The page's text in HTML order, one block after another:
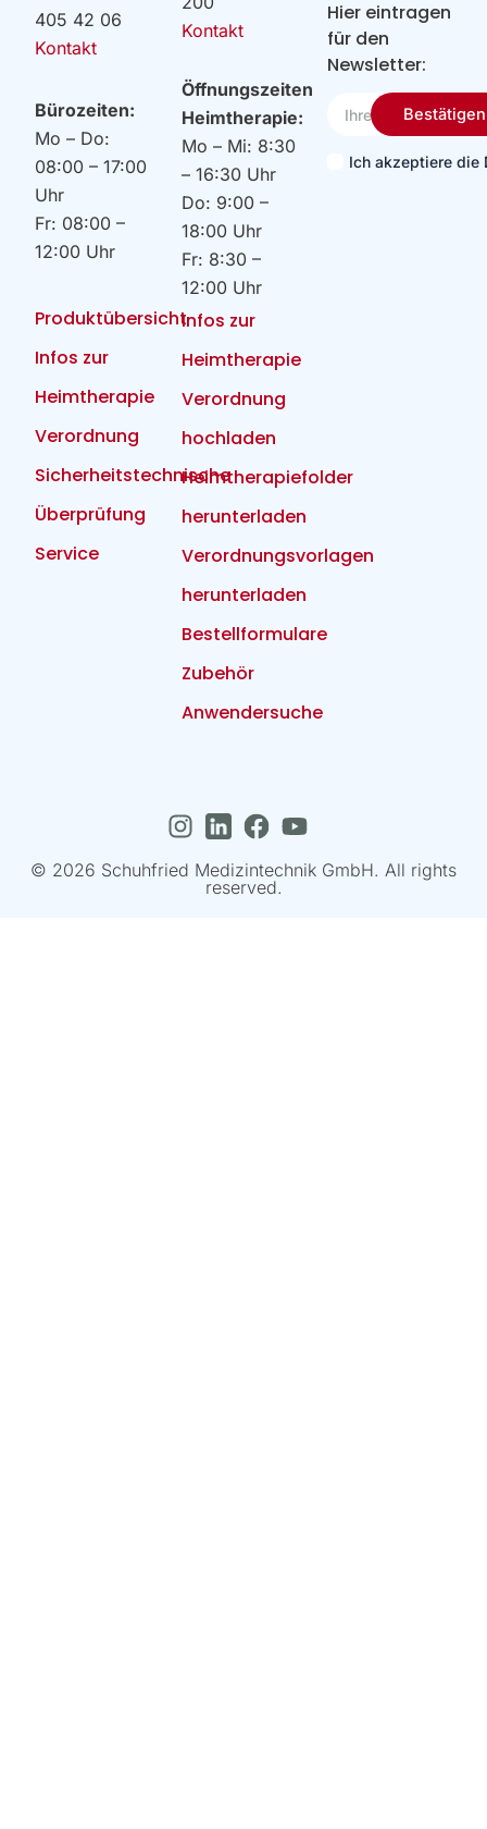
405 42 06
Kontakt
Bürozeiten:
Mo – Do:
08:00 – 17:00
Uhr
Fr: 08:00 –
12:00 Uhr
Produktübersicht
Infos zur
Heimtherapie
Verordnung
Sicherheitstechnische
Überprüfung
Service
Kontakt
Öffnungszeiten
Heimtherapie:
Mo – Mi: 8:30
– 16:30 Uhr
Do: 9:00 –
18:00 Uhr
Fr: 8:30 –
12:00 Uhr
Infos zur
Heimtherapie
Verordnung
hochladen
Heimtherapiefolder
herunterladen
Verordnungsvorlagen
herunterladen
Bestellformulare
Zubehör
Anwendersuche
Hier eintragen
für den
Newsletter:
Email
Ich akzeptiere die
Bestätigen
© 2026 Schuhfried Medizintechnik GmbH. All rights
reserved.